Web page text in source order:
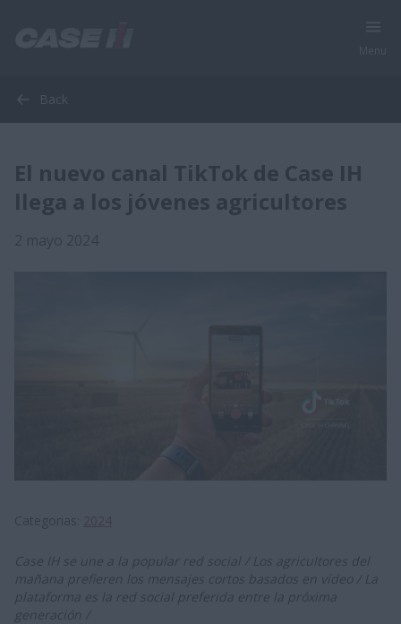
Back
El nuevo canal TikTok de Case IH
llega a los jóvenes agricultores
Case IH se une a la popular red social / Los agricultores del
mañana prefieren los mensajes cortos basados en vídeo / La
plataforma es la red social preferida entre la próxima
generación /